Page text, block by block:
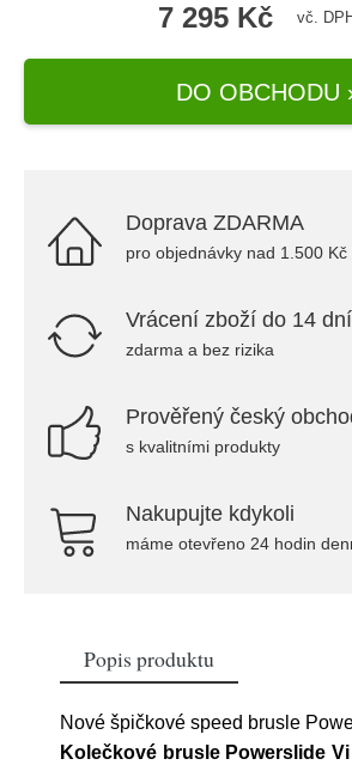
7 295 Kč vč. DPH
DO OBCHODU
Doprava ZDARMA
pro objednávky nad 1.500 Kč
Vrácení zboží do 14 dní
zdarma a bez rizika
Prověřený český
s kvalitními produkty
Nakupujte kdykoli
máme otevřeno 24 hodin
Popis produktu
Nové špičkové speed brusle
Kolečkové brusle Powerslide